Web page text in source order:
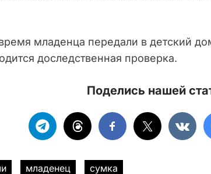
младенца передали в детский
доследственная проверка.
Поделись нашей
младенец сумка